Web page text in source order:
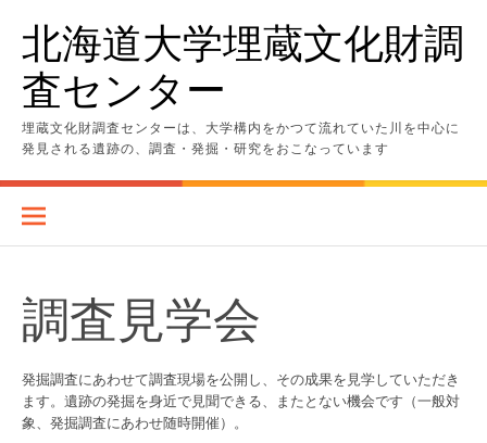
ッ
北海道大学埋蔵文化財調
査センター
埋蔵文化財調査センターは、大学構内をかつて流れていた川を中心に
発見される遺跡の、調査・発掘・研究をおこなっています
調査見学会
発掘調査にあわせて調査現場を公開し、その成果を見学していただき
ます。遺跡の発掘を身近で見聞できる、またとない機会です（一般対
象、発掘調査にあわせ随時開催）。